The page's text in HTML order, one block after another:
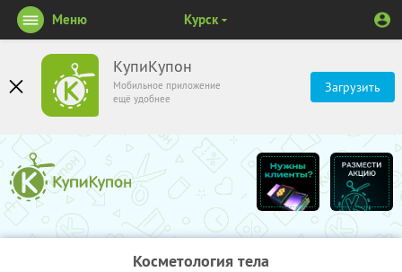
КупиКупон
Мобильное приложение
ещё удобнее
Загрузить
Меню Курск
Косметология тела